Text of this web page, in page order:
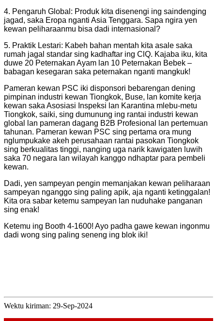
4. Pengaruh Global: Produk kita disenengi ing saindenging
jagad, saka Eropa nganti Asia Tenggara. Sapa ngira yen
kewan peliharaanmu bisa dadi internasional?
5. Praktik Lestari: Kabeh bahan mentah kita asale saka
rumah jagal standar sing kadhaftar ing ClQ. Kajaba iku, kita
duwe 20 Peternakan Ayam lan 10 Peternakan Bebek –
babagan kesegaran saka peternakan nganti mangkuk!
Pameran kewan PSC iki disponsori bebarengan dening
pimpinan industri kewan Tiongkok, Buse, lan komite kerja
kewan saka Asosiasi Inspeksi lan Karantina mlebu-metu
Tiongkok, saiki, sing dumunung ing rantai industri kewan
global lan pameran dagang B2B Profesional lan pertemuan
tahunan. Pameran kewan PSC sing pertama ora mung
nglumpukake akeh perusahaan rantai pasokan Tiongkok
sing berkualitas tinggi, nanging uga narik kawigaten luwih
saka 70 negara lan wilayah kanggo ndhaptar para pembeli
kewan.
Dadi, yen sampeyan pengin memanjakan kewan peliharaan
sampeyan nganggo sing paling apik, aja nganti ketinggalan!
Kita ora sabar ketemu sampeyan lan nuduhake panganan
sing enak!
Ketemu ing Booth 4-1600! Ayo padha gawe kewan ingonmu
dadi wong sing paling seneng ing blok iki!
Wektu kiriman: 29-Sep-2024